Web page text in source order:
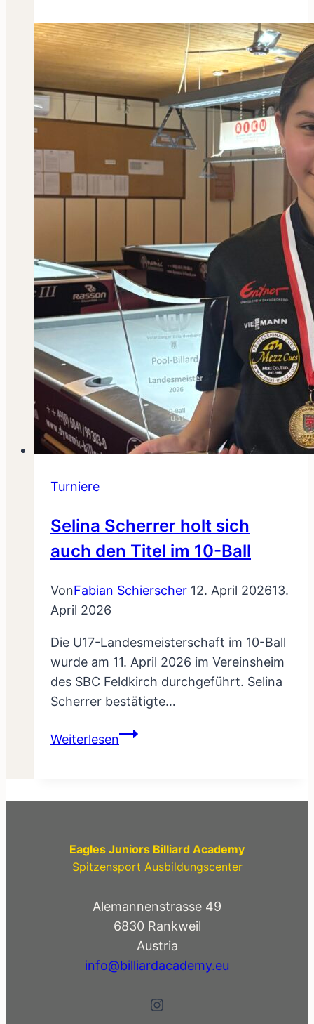
für
Paukenschlag
beim
Austrian
Grand
Turniere
Selina Scherrer holt sich
auch den Titel im 10-Ball
VonFabian Schierscher 12. April 202613.
April 2026
Die U17-Landesmeisterschaft im 10-Ball
wurde am 11. April 2026 im Vereinsheim
des SBC Feldkirch durchgeführt. Selina
Scherrer bestätigte…
WeiterlesenSelina
Titel
im
Ball
Eagles Juniors Billiard Academy
Spitzensport Ausbildungscenter
Alemannenstrasse 49
6830 Rankweil
Austria
info@billiardacademy.eu
Instagram